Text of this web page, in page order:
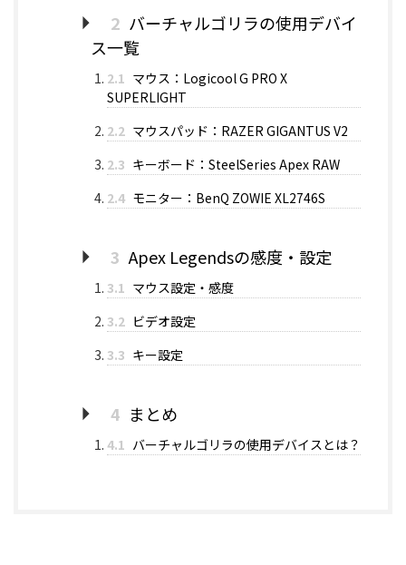
2 バーチャルゴリラの使用デバイ
ス一覧
2.1 マウス：Logicool G PRO X
SUPERLIGHT
2.2 マウスパッド：RAZER GIGANTUS V2
2.3 キーボード：SteelSeries Apex RAW
2.4 モニター：BenQ ZOWIE XL2746S
3 Apex Legendsの感度・設定
3.1 マウス設定・感度
3.2 ビデオ設定
3.3 キー設定
4 まとめ
4.1 バーチャルゴリラの使用デバイスとは？